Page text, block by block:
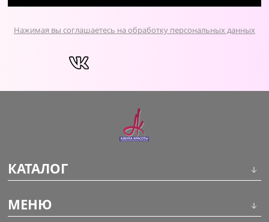
Нажимая вы соглашаетесь на обработку персональных данных
КАТАЛОГ
МЕНЮ